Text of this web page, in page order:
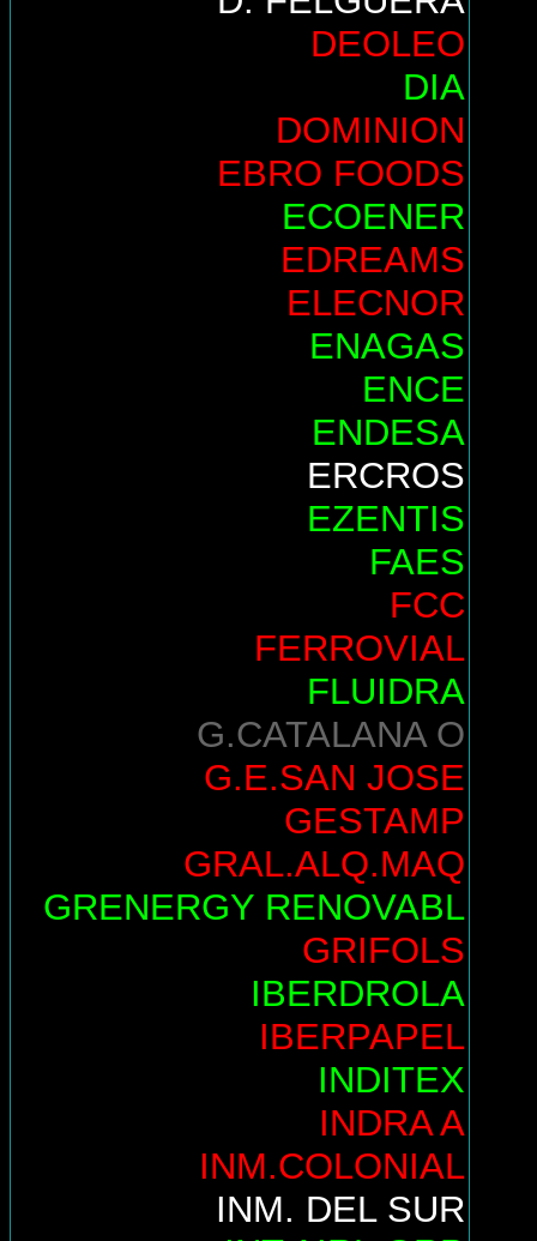
DEOLEO
DIA
DOMINION
EBRO FOODS
ECOENER
EDREAMS
ELECNOR
ENAGAS
ENCE
ENDESA
ERCROS
EZENTIS
FAES
FCC
FERROVIAL
FLUIDRA
G.CATALANA O
G.E.SAN JOSE
GESTAMP
GRAL.ALQ.MAQ
GRENERGY RENOVABL
GRIFOLS
IBERDROLA
IBERPAPEL
INDITEX
INDRA A
INM.COLONIAL
INM. DEL SUR